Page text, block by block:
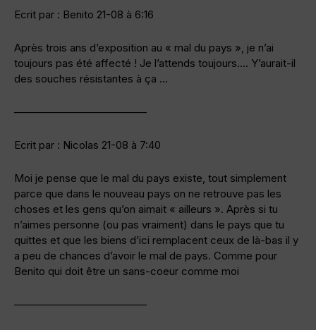
Ecrit par : Benito 21-08 à 6:16
Après trois ans d’exposition au « mal du pays », je n’ai
toujours pas été affecté ! Je l’attends toujours…. Y’aurait-il
des souches résistantes à ça …
————————————–
Ecrit par : Nicolas 21-08 à 7:40
Moi je pense que le mal du pays existe, tout simplement
parce que dans le nouveau pays on ne retrouve pas les
choses et les gens qu’on aimait « ailleurs ». Après si tu
n’aimes personne (ou pas vraiment) dans le pays que tu
quittes et que les biens d’ici remplacent ceux de là-bas il y
a peu de chances d’avoir le mal de pays. Comme pour
Benito qui doit être un sans-coeur comme moi
————————————–